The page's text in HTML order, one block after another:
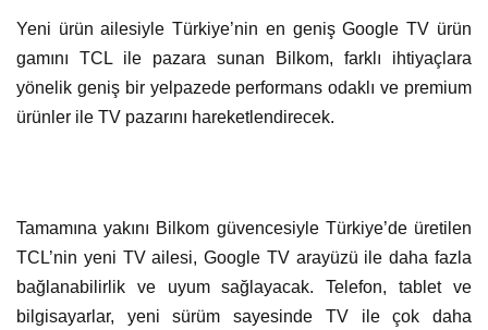
Yeni ürün ailesiyle Türkiye’nin en geniş Google TV ürün
gamını TCL ile pazara sunan Bilkom, farklı ihtiyaçlara
yönelik geniş bir yelpazede performans odaklı ve premium
ürünler ile TV pazarını hareketlendirecek.
Tamamına yakını Bilkom güvencesiyle Türkiye’de üretilen
TCL’nin yeni TV ailesi, Google TV arayüzü ile daha fazla
bağlanabilirlik ve uyum sağlayacak. Telefon, tablet ve
bilgisayarlar, yeni sürüm sayesinde TV ile çok daha